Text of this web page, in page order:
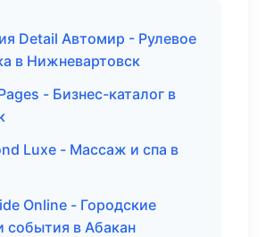
Detail Автомир - Рулевое
в Нижневартовск
- Бизнес-каталог в
Luxe - Массаж и спа в
Online - Городские
события в Абакан